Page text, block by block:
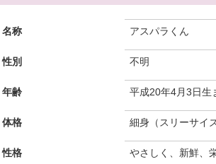
名称 アスパラくん
性別 不明
年齢 平成20年4月3日生
体格 細身（スリーサイ
性格
やさしく、新鮮、